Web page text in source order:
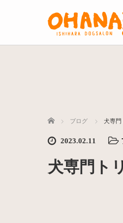
ホーム ブログ 犬専門
2023.02.11
犬専門ト